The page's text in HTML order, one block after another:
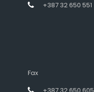
+387 32 650 551
Fax